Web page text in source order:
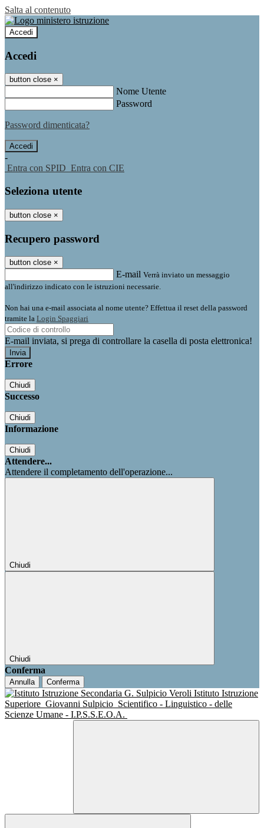
Salta al contenuto
Accedi
Accedi
button close ×
Nome Utente
Password
Password dimenticata?
-
Entra con SPID Entra con CIE
Seleziona utente
button close ×
Recupero password
button close ×
E-mail Verrà inviato un messaggio
all'indirizzo indicato con le istruzioni necessarie.
Non hai una e-mail associata al nome utente? Effettua il reset della password
tramite la Login Spaggiari
E-mail inviata, si prega di controllare la casella di posta elettronica!
Errore
Chiudi
Successo
Chiudi
Informazione
Chiudi
Attendere...
Attendere il completamento dell'operazione...
Chiudi
Chiudi
Conferma
Annulla Conferma
Istituto Istruzione
Superiore Giovanni Sulpicio Scientifico - Linguistico - delle
Scienze Umane - I.P.S.S.E.O.A.